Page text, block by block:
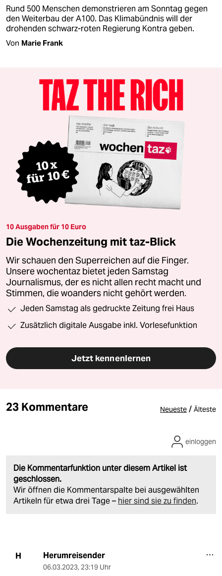
Rund 500 Menschen demonstrieren am Sonntag gegen
den Weiterbau der A100. Das Klimabündnis will der
drohenden schwarz-roten Regierung Kontra geben.
Von Marie Frank
10 Ausgaben für 10 Euro
Die Wochenzeitung mit taz-Blick
Wir schauen den Superreichen auf die Finger.
Unsere wochentaz bietet jeden Samstag
Journalismus, der es nicht allen recht macht und
Stimmen, die woanders nicht gehört werden.
Jeden Samstag als gedruckte Zeitung frei Haus
Zusätzlich digitale Ausgabe inkl. Vorlesefunktion
Jetzt kennenlernen
23 Kommentare Neueste / Älteste
Die Kommentarfunktion unter diesem Artikel ist
geschlossen.
Wir öffnen die Kommentarspalte bei ausgewählten
Artikeln für etwa drei Tage – hier sind sie zu finden.
einloggen
H Herumreisender
06.03.2023, 23:19 Uhr